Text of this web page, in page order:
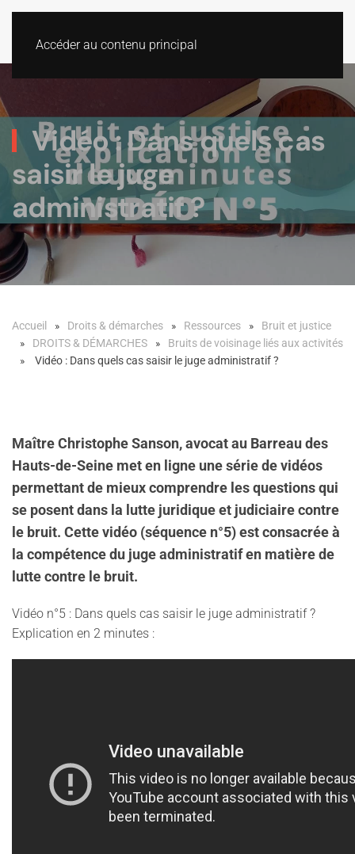
Accéder au contenu principal
Vidéo : Dans quels cas
saisir le juge
administratif ?
Accueil Droits & démarches Ressources
Bruit et justice
DROITS & DÉMARCHES
Bruits de voisinage liés aux activités
Vidéo : Dans quels cas saisir le juge administratif ?
Maître Christophe Sanson, avocat au Barreau des
Hauts-de-Seine met en ligne une série de vidéos
permettant de mieux comprendre les questions qui
se posent dans la lutte juridique et judiciaire contre
le bruit. Cette vidéo (séquence n°5) est consacrée à
la compétence du juge administratif en matière de
lutte contre le bruit.
Vidéo n°5 : Dans quels cas saisir le juge administratif ?
Explication en 2 minutes :